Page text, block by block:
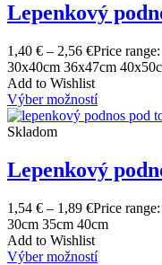
Lepenkový
1,40 € – 2,56 €Price
30x40cm 36x47cm
Add to Wishlist
Výber možností
Skladom
Lepenkový
1,54 € – 1,89 €Price
30cm 35cm 40cm
Add to Wishlist
Výber možností